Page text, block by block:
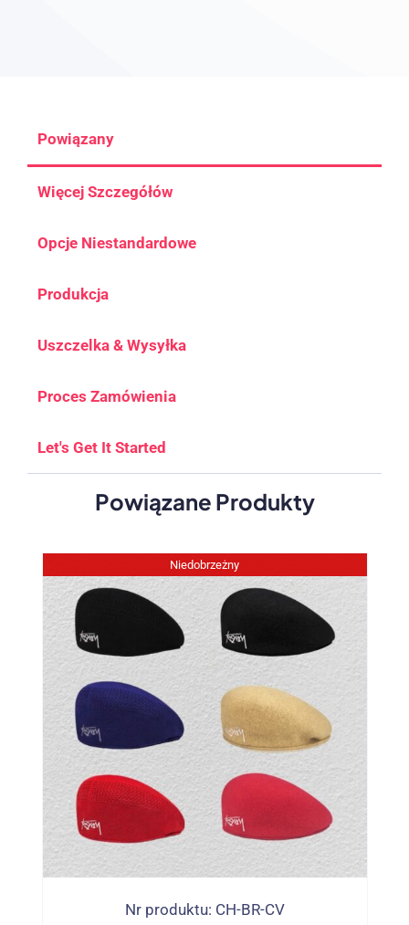
Powiązany
Więcej Szczegółów
Opcje Niestandardowe
Produkcja
Uszczelka & Wysyłka
Proces Zamówienia
Let's Get It Started
Powiązane Produkty
Niedobrzeżny
Nr produktu: CH-BR-CV